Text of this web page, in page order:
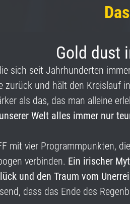
Gold dust
sich seit Jahrhunderten
zurück und hält den Kreislauf
als das, das man alleine
Welt alles immer nur
mit vier Programmpunkten,
verbinden. Ein irischer
und den Traum vom
dass das Ende des